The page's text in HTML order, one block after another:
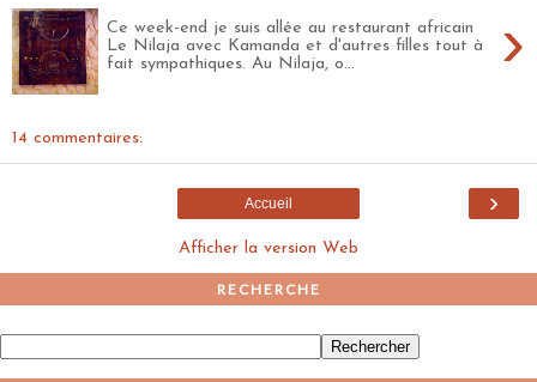
›
Ce week-end je suis allée au restaurant africain
Le Nilaja avec Kamanda et d'autres filles tout à
fait sympathiques. Au Nilaja, o...
14 commentaires:
›
Accueil
Afficher la version Web
RECHERCHE